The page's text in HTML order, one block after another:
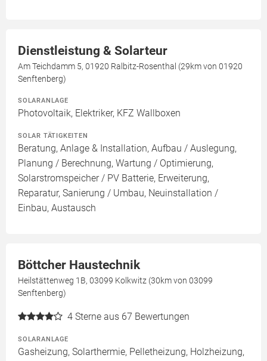
Dienstleistung & Solarteur
Am Teichdamm 5, 01920 Ralbitz-Rosenthal (29km von 01920
Senftenberg)
SOLARANLAGE
Photovoltaik, Elektriker, KFZ Wallboxen
SOLAR TÄTIGKEITEN
Beratung, Anlage & Installation, Aufbau / Auslegung,
Planung / Berechnung, Wartung / Optimierung,
Solarstromspeicher / PV Batterie, Erweiterung,
Reparatur, Sanierung / Umbau, Neuinstallation /
Einbau, Austausch
Böttcher Haustechnik
Heilstättenweg 1B, 03099 Kolkwitz (30km von 03099
Senftenberg)
4 Sterne aus 67 Bewertungen
SOLARANLAGE
Gasheizung, Solarthermie, Pelletheizung, Holzheizung,